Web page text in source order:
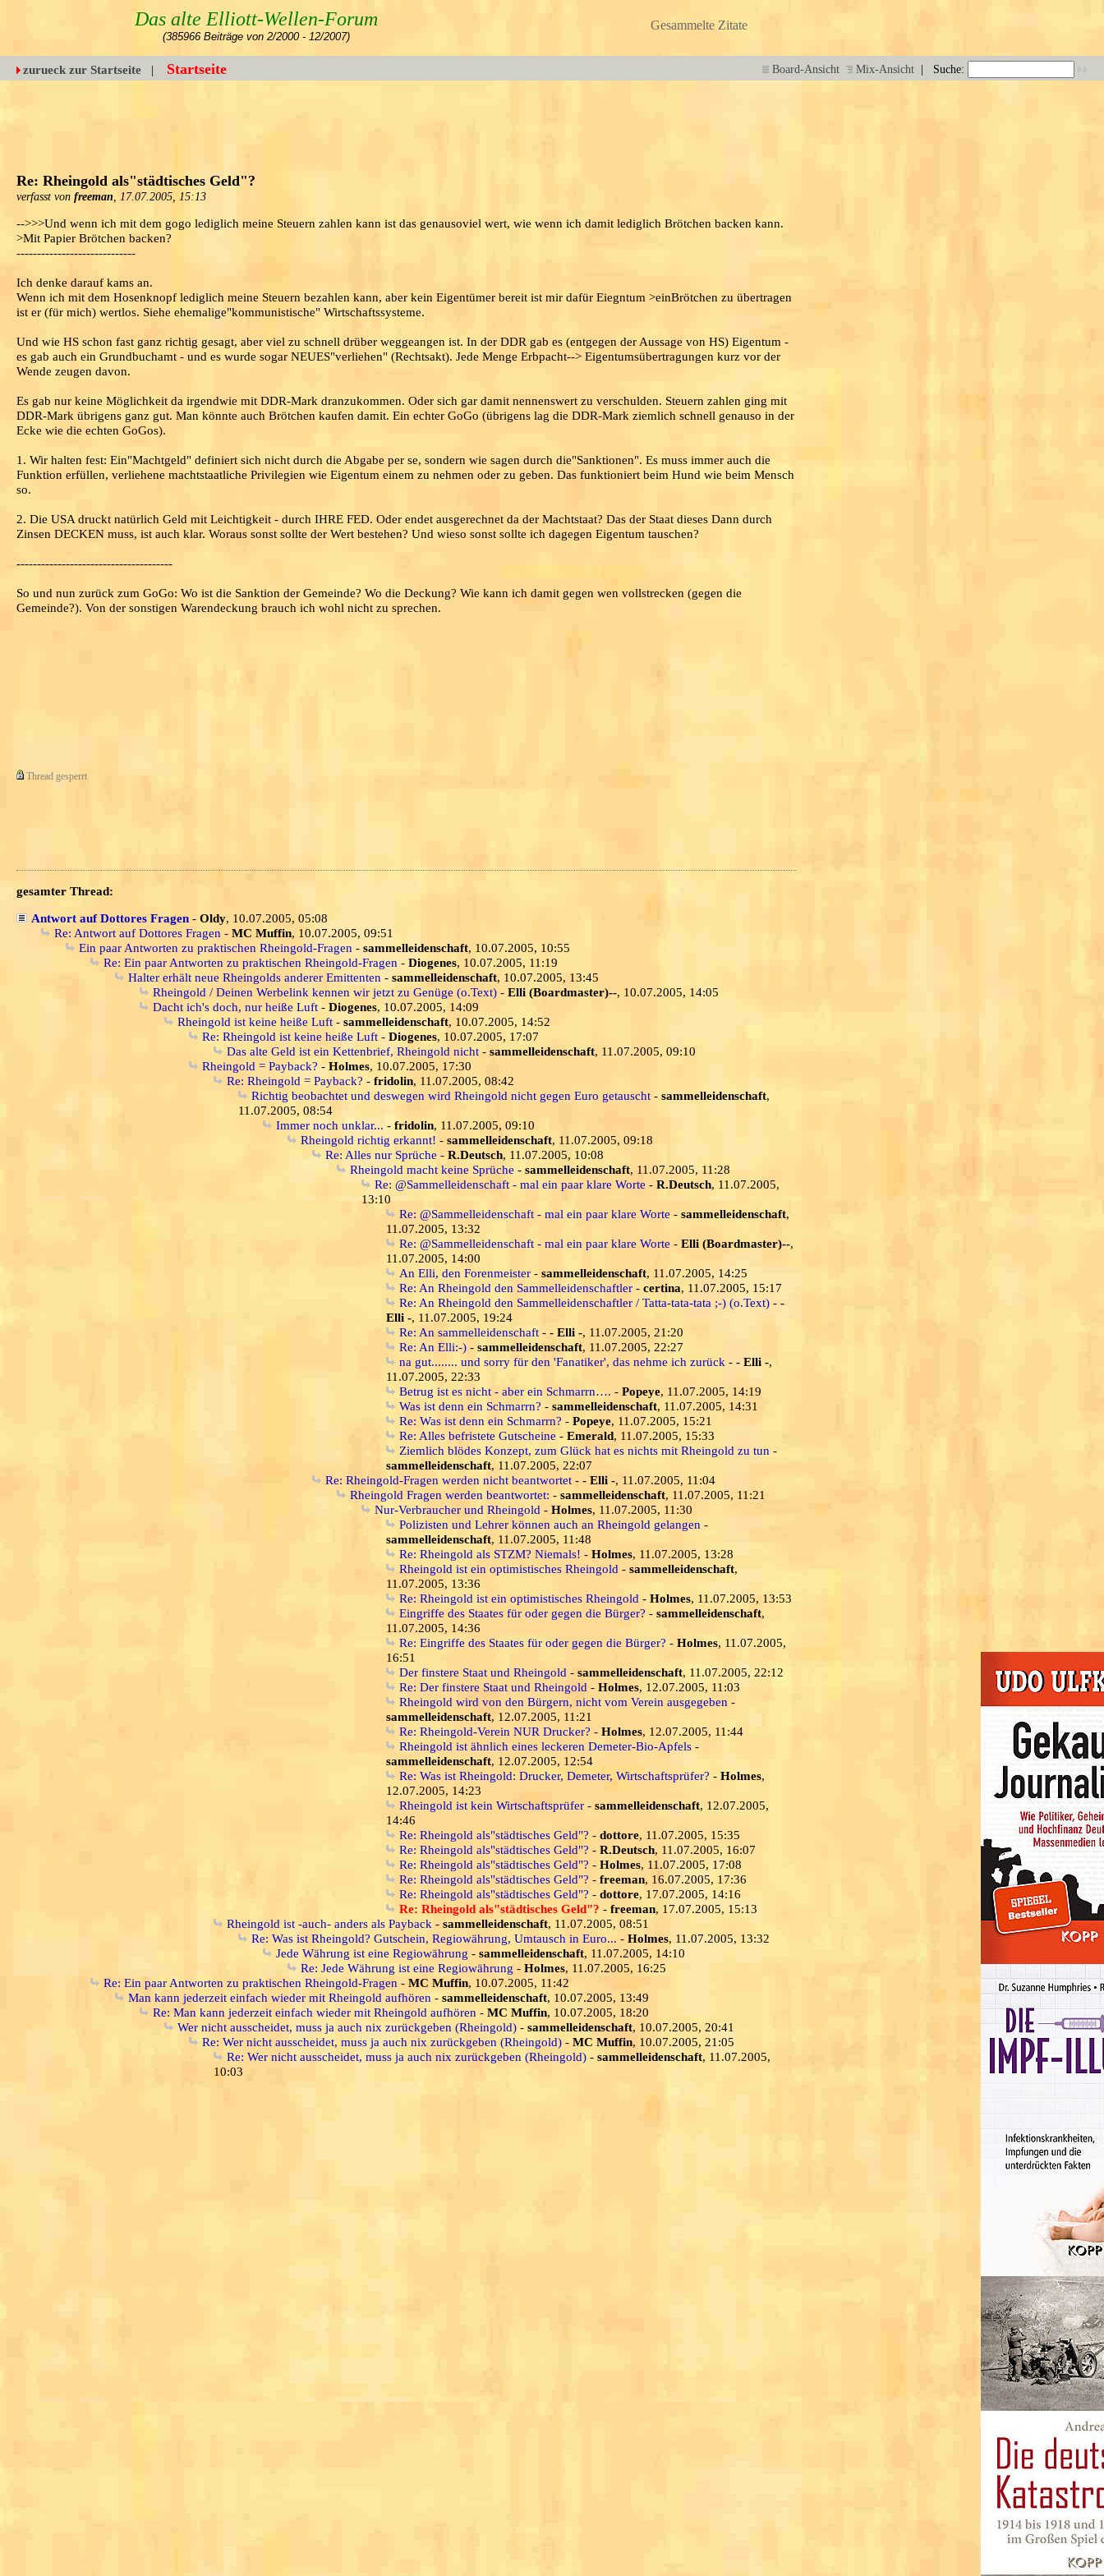
Das alte Elliott-Wellen-Forum
(385966 Beiträge von 2/2000 - 12/2007)
Gesammelte Zitate
zurueck zur Startseite | Startseite Board-Ansicht Mix-Ansicht | Suche:
Re: Rheingold als"städtisches Geld"?
verfasst von freeman, 17.07.2005, 15:13
-->>>Und wenn ich mit dem gogo lediglich meine Steuern zahlen kann ist das genausoviel wert, wie wenn ich damit lediglich Brötchen backen kann.
>Mit Papier Brötchen backen?
-----------------------------
Ich denke darauf kams an.
Wenn ich mit dem Hosenknopf lediglich meine Steuern bezahlen kann, aber kein Eigentümer bereit ist mir dafür Eiegntum >einBrötchen zu übertragen
ist er (für mich) wertlos. Siehe ehemalige"kommunistische" Wirtschaftssysteme.
Und wie HS schon fast ganz richtig gesagt, aber viel zu schnell drüber weggeangen ist. In der DDR gab es (entgegen der Aussage von HS) Eigentum -
es gab auch ein Grundbuchamt - und es wurde sogar NEUES"verliehen" (Rechtsakt). Jede Menge Erbpacht--> Eigentumsübertragungen kurz vor der
Wende zeugen davon.
Es gab nur keine Möglichkeit da irgendwie mit DDR-Mark dranzukommen. Oder sich gar damit nennenswert zu verschulden. Steuern zahlen ging mit
DDR-Mark übrigens ganz gut. Man könnte auch Brötchen kaufen damit. Ein echter GoGo (übrigens lag die DDR-Mark ziemlich schnell genauso in der
Ecke wie die echten GoGos).
1. Wir halten fest: Ein"Machtgeld" definiert sich nicht durch die Abgabe per se, sondern wie sagen durch die"Sanktionen". Es muss immer auch die
Funktion erfüllen, verliehene machtstaatliche Privilegien wie Eigentum einem zu nehmen oder zu geben. Das funktioniert beim Hund wie beim Mensch
so.
2. Die USA druckt natürlich Geld mit Leichtigkeit - durch IHRE FED. Oder endet ausgerechnet da der Machtstaat? Das der Staat dieses Dann durch
Zinsen DECKEN muss, ist auch klar. Woraus sonst sollte der Wert bestehen? Und wieso sonst sollte ich dagegen Eigentum tauschen?
--------------------------------------
So und nun zurück zum GoGo: Wo ist die Sanktion der Gemeinde? Wo die Deckung? Wie kann ich damit gegen wen vollstrecken (gegen die
Gemeinde?). Von der sonstigen Warendeckung brauch ich wohl nicht zu sprechen.
Thread gesperrt
gesamter Thread:
Antwort auf Dottores Fragen - Oldy, 10.07.2005, 05:08
Re: Antwort auf Dottores Fragen - MC Muffin, 10.07.2005, 09:51
Ein paar Antworten zu praktischen Rheingold-Fragen - sammelleidenschaft, 10.07.2005, 10:55
Re: Ein paar Antworten zu praktischen Rheingold-Fragen - Diogenes, 10.07.2005, 11:19
Halter erhält neue Rheingolds anderer Emittenten - sammelleidenschaft, 10.07.2005, 13:45
Rheingold / Deinen Werbelink kennen wir jetzt zu Genüge (o.Text) - Elli (Boardmaster)--, 10.07.2005, 14:05
Dacht ich's doch, nur heiße Luft - Diogenes, 10.07.2005, 14:09
Rheingold ist keine heiße Luft - sammelleidenschaft, 10.07.2005, 14:52
Re: Rheingold ist keine heiße Luft - Diogenes, 10.07.2005, 17:07
Das alte Geld ist ein Kettenbrief, Rheingold nicht - sammelleidenschaft, 11.07.2005, 09:10
Rheingold = Payback? - Holmes, 10.07.2005, 17:30
Re: Rheingold = Payback? - fridolin, 11.07.2005, 08:42
Richtig beobachtet und deswegen wird Rheingold nicht gegen Euro getauscht - sammelleidenschaft,
11.07.2005, 08:54
Immer noch unklar... - fridolin, 11.07.2005, 09:10
Rheingold richtig erkannt! - sammelleidenschaft, 11.07.2005, 09:18
Re: Alles nur Sprüche - R.Deutsch, 11.07.2005, 10:08
Rheingold macht keine Sprüche - sammelleidenschaft, 11.07.2005, 11:28
Re: @Sammelleidenschaft - mal ein paar klare Worte - R.Deutsch, 11.07.2005,
13:10
Re: @Sammelleidenschaft - mal ein paar klare Worte - sammelleidenschaft,
11.07.2005, 13:32
Re: @Sammelleidenschaft - mal ein paar klare Worte - Elli (Boardmaster)--,
11.07.2005, 14:00
An Elli, den Forenmeister - sammelleidenschaft, 11.07.2005, 14:25
Re: An Rheingold den Sammelleidenschaftler - certina, 11.07.2005, 15:17
Re: An Rheingold den Sammelleidenschaftler / Tatta-tata-tata ;-) (o.Text) - -
Elli -, 11.07.2005, 19:24
Re: An sammelleidenschaft - - Elli -, 11.07.2005, 21:20
Re: An Elli:-) - sammelleidenschaft, 11.07.2005, 22:27
na gut........ und sorry für den 'Fanatiker', das nehme ich zurück - - Elli -,
11.07.2005, 22:33
Betrug ist es nicht - aber ein Schmarrn…. - Popeye, 11.07.2005, 14:19
Was ist denn ein Schmarrn? - sammelleidenschaft, 11.07.2005, 14:31
Re: Was ist denn ein Schmarrn? - Popeye, 11.07.2005, 15:21
Re: Alles befristete Gutscheine - Emerald, 11.07.2005, 15:33
Ziemlich blödes Konzept, zum Glück hat es nichts mit Rheingold zu tun -
sammelleidenschaft, 11.07.2005, 22:07
Re: Rheingold-Fragen werden nicht beantwortet - - Elli -, 11.07.2005, 11:04
Rheingold Fragen werden beantwortet: - sammelleidenschaft, 11.07.2005, 11:21
Nur-Verbraucher und Rheingold - Holmes, 11.07.2005, 11:30
Polizisten und Lehrer können auch an Rheingold gelangen -
sammelleidenschaft, 11.07.2005, 11:48
Re: Rheingold als STZM? Niemals! - Holmes, 11.07.2005, 13:28
Rheingold ist ein optimistisches Rheingold - sammelleidenschaft,
11.07.2005, 13:36
Re: Rheingold ist ein optimistisches Rheingold - Holmes, 11.07.2005, 13:53
Eingriffe des Staates für oder gegen die Bürger? - sammelleidenschaft,
11.07.2005, 14:36
Re: Eingriffe des Staates für oder gegen die Bürger? - Holmes, 11.07.2005,
16:51
Der finstere Staat und Rheingold - sammelleidenschaft, 11.07.2005, 22:12
Re: Der finstere Staat und Rheingold - Holmes, 12.07.2005, 11:03
Rheingold wird von den Bürgern, nicht vom Verein ausgegeben -
sammelleidenschaft, 12.07.2005, 11:21
Re: Rheingold-Verein NUR Drucker? - Holmes, 12.07.2005, 11:44
Rheingold ist ähnlich eines leckeren Demeter-Bio-Apfels -
sammelleidenschaft, 12.07.2005, 12:54
Re: Was ist Rheingold: Drucker, Demeter, Wirtschaftsprüfer? - Holmes,
12.07.2005, 14:23
Rheingold ist kein Wirtschaftsprüfer - sammelleidenschaft, 12.07.2005,
14:46
Re: Rheingold als"städtisches Geld"? - dottore, 11.07.2005, 15:35
Re: Rheingold als"städtisches Geld"? - R.Deutsch, 11.07.2005, 16:07
Re: Rheingold als"städtisches Geld"? - Holmes, 11.07.2005, 17:08
Re: Rheingold als"städtisches Geld"? - freeman, 16.07.2005, 17:36
Re: Rheingold als"städtisches Geld"? - dottore, 17.07.2005, 14:16
Re: Rheingold als"städtisches Geld"? - freeman, 17.07.2005, 15:13
Rheingold ist -auch- anders als Payback - sammelleidenschaft, 11.07.2005, 08:51
Re: Was ist Rheingold? Gutschein, Regiowährung, Umtausch in Euro... - Holmes, 11.07.2005, 13:32
Jede Währung ist eine Regiowährung - sammelleidenschaft, 11.07.2005, 14:10
Re: Jede Währung ist eine Regiowährung - Holmes, 11.07.2005, 16:25
Re: Ein paar Antworten zu praktischen Rheingold-Fragen - MC Muffin, 10.07.2005, 11:42
Man kann jederzeit einfach wieder mit Rheingold aufhören - sammelleidenschaft, 10.07.2005, 13:49
Re: Man kann jederzeit einfach wieder mit Rheingold aufhören - MC Muffin, 10.07.2005, 18:20
Wer nicht ausscheidet, muss ja auch nix zurückgeben (Rheingold) - sammelleidenschaft, 10.07.2005, 20:41
Re: Wer nicht ausscheidet, muss ja auch nix zurückgeben (Rheingold) - MC Muffin, 10.07.2005, 21:05
Re: Wer nicht ausscheidet, muss ja auch nix zurückgeben (Rheingold) - sammelleidenschaft, 11.07.2005,
10:03